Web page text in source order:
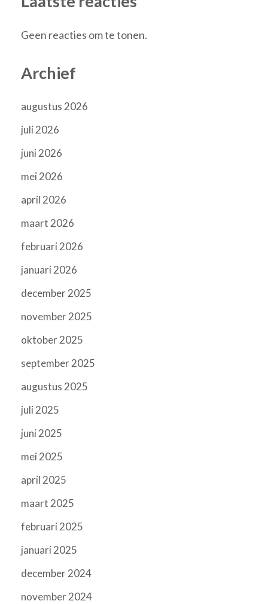
Geen reacties om te tonen.
Archief
augustus 2026
juli 2026
juni 2026
mei 2026
april 2026
maart 2026
februari 2026
januari 2026
december 2025
november 2025
oktober 2025
september 2025
augustus 2025
juli 2025
juni 2025
mei 2025
april 2025
maart 2025
februari 2025
januari 2025
december 2024
november 2024